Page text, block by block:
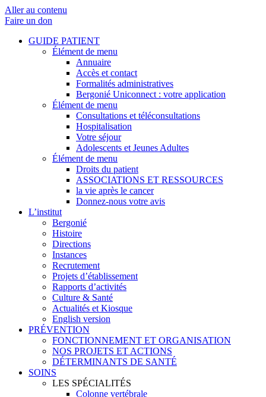
Aller au contenu
Faire un don
GUIDE PATIENT
Élément de menu
Annuaire
Accès et contact
Formalités administratives
Bergonié Uniconnect : votre application
Élément de menu
Consultations et téléconsultations
Hospitalisation
Votre séjour
Adolescents et Jeunes Adultes
Élément de menu
Droits du patient
ASSOCIATIONS ET RESSOURCES
la vie après le cancer
Donnez-nous votre avis
L’institut
Bergonié
Histoire
Directions
Instances
Recrutement
Projets d’établissement
Rapports d’activités
Culture & Santé
Actualités et Kiosque
English version
PRÉVENTION
FONCTIONNEMENT ET ORGANISATION
NOS PROJETS ET ACTIONS
DÉTERMINANTS DE SANTÉ
SOINS
LES SPÉCIALITÉS
Colonne vertébrale